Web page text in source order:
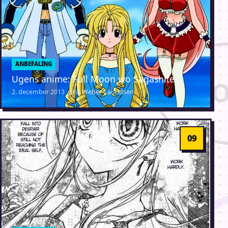
ANBEFALING
Ugens anime: Full Moon wo Sagashite
2. december 2013 · Erik Weber-Lauridsen